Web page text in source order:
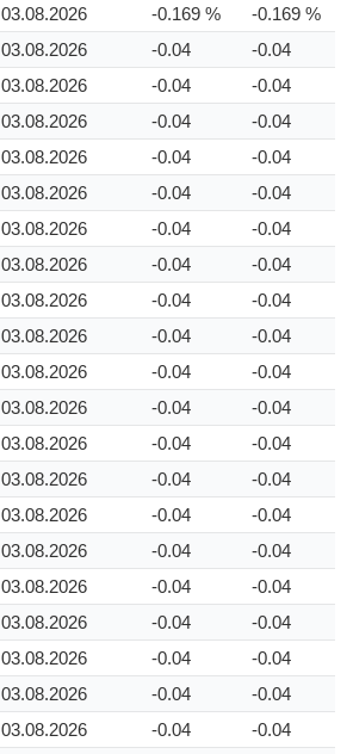
03.08.2026 -0.169 %
-0.169 %
03.08.2026 -0.04
-0.04
03.08.2026 -0.04
-0.04
03.08.2026 -0.04
-0.04
03.08.2026 -0.04
-0.04
03.08.2026 -0.04
-0.04
03.08.2026 -0.04
-0.04
03.08.2026 -0.04
-0.04
03.08.2026 -0.04
-0.04
03.08.2026 -0.04
-0.04
03.08.2026 -0.04
-0.04
03.08.2026 -0.04
-0.04
03.08.2026 -0.04
-0.04
03.08.2026 -0.04
-0.04
03.08.2026 -0.04
-0.04
03.08.2026 -0.04
-0.04
03.08.2026 -0.04
-0.04
03.08.2026 -0.04
-0.04
03.08.2026 -0.04
-0.04
03.08.2026 -0.04
-0.04
03.08.2026 -0.04
-0.04